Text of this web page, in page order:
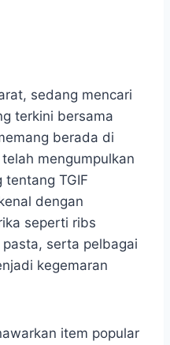
sedang mencari
terkini bersama
berada di
mengumpulkan
tentang TGIF
dengan
seperti ribs
serta pelbagai
kegemaran
item popular